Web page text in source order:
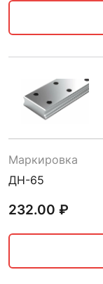
Маркировка
ДН-65
232.00 ₽